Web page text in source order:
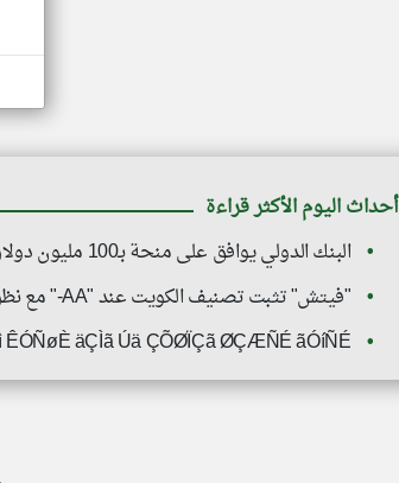
أحداث اليوم الأكثر قراءة
البنك الدولي يوافق على منحة بـ100 مليون دولار لدعم الإصلاح المالي في سوريا
"فيتش" تثبت تصنيف الكويت عند "AA-" مع نظرة مستقبلية مستقرة
äÇÌã Úä ÇÕØÏÇã ØÇÆÑÉ ãÓíÑÉ